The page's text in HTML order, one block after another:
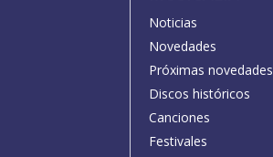
Noticias
Novedades
Próximas novedades
Discos históricos
Canciones
Festivales